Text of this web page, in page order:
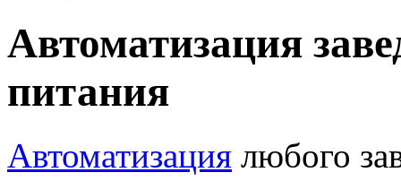
Автоматизация
питания
Автоматизация любого